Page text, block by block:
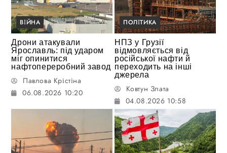
ВІЙНА
Дрони атакували
Ярославль: під ударом
міг опинитися
нафтопереробний завод
Павлова Крістіна
06.08.2026 10:20
ПОЛІТИКА
НПЗ у Грузії
відмовляється від
російської нафти й
переходить на інші
джерела
Ковтун Злата
04.08.2026 10:58